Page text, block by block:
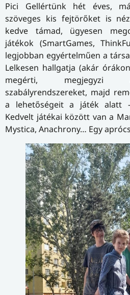
Pici Gellértünk hét éves,
szöveges kis fejtörőket is
kedve támad, ügyesen
játékok (SmartGames,
legjobban egyértelműen a
Lelkesen hallgatja (akár
megérti, megjegyzi
szabályrendszereket, majd
a lehetőségeit a játék alatt
Kedvelt játékai között van a
Mystica, Anachrony… Egy